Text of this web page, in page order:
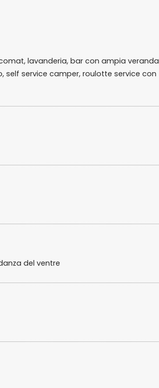
lavanderia, bar con ampia veranda
service camper, roulotte service con
del ventre